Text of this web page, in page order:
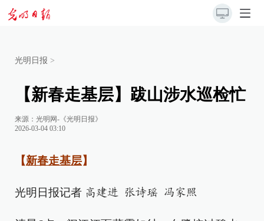
光明日报 >
【新春走基层】跋山涉水巡检忙
来源： 光明网-《光明日报》
2026-03-04 03:10
【新春走基层】
光明日报记者 高建进 张诗瑶 冯家照